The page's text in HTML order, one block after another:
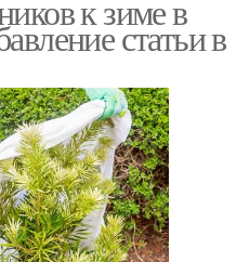
к зиме в
статьи в